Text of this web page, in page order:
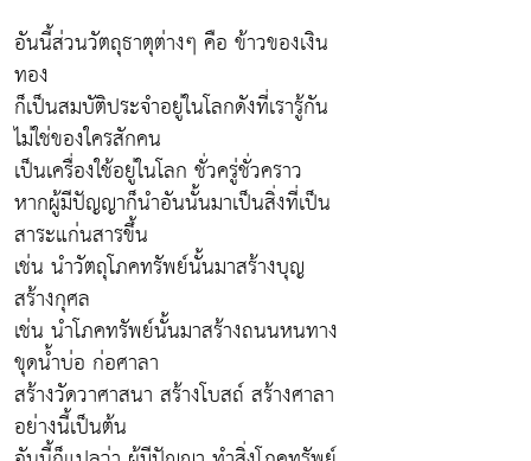
อันนี้ส่วนวัตถุธาตุต่างๆ คือ ข้าวของเงิน
ทอง
ก็เป็นสมบัติประจำอยู่ในโลกดังที่เรารู้กัน
ไม่ใช่ของใครสักคน
เป็นเครื่องใช้อยู่ในโลก ชั่วครู่ชั่วคราว
หากผู้มีปัญญาก็นำอันนั้นมาเป็นสิ่งที่เป็น
สาระแก่นสารขึ้น
เช่น นำวัตถุโภคทรัพย์นั้นมาสร้างบุญ
สร้างกุศล
เช่น นำโภคทรัพย์นั้นมาสร้างถนนหนทาง
ขุดน้ำบ่อ ก่อศาลา
สร้างวัดวาศาสนา สร้างโบสถ์ สร้างศาลา
อย่างนี้เป็นต้น